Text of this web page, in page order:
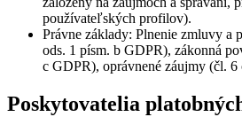
používateľských profilov).
Právne základy: Plnenie zmluvy a
ods. 1 písm. b GDPR), zákonná
c GDPR), oprávnené záujmy (čl.
Poskytovatelia